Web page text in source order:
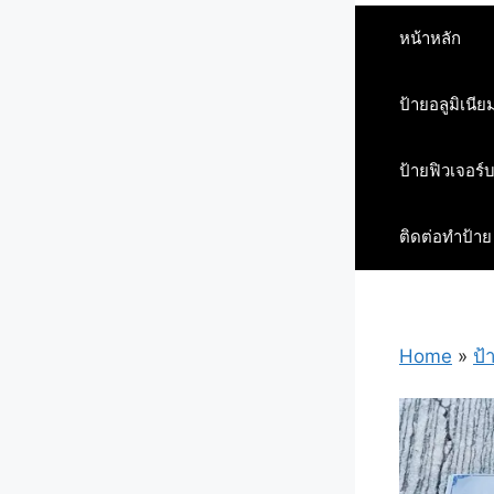
หน้าหลัก
ป้ายอลูมิเนีย
ป้ายฟิวเจอร์
ติดต่อทำป้าย
Home » ป้